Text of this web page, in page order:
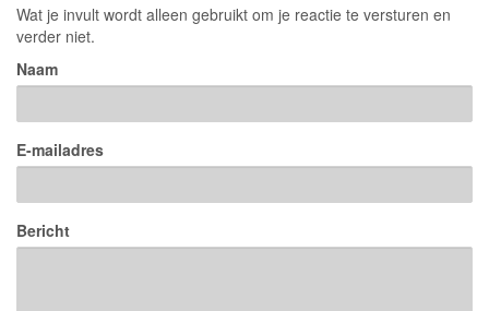
Wat je invult wordt alleen gebruikt om je reactie te versturen en
verder niet.
Naam
E-mailadres
Bericht